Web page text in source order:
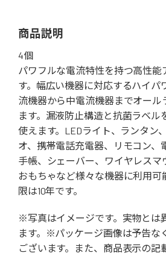
商品説明
4個
パワフルな電流特性を持つ高性能
す。幅広い機器に対応するハイパ
流機器から中電流機器までオール
ます。漏液防止構造と抗菌ラベル
使えます。LEDライト、ランタン
オ、携帯電話充電器、リモコン、
手帳、シェーバー、ワイヤレスマ
おもちゃなど様々な機器に利用可
限は10年です。
※写真はイメージです。実物とは
ます。※パッケージ画像は予告な
ございます。また、商品表示の記